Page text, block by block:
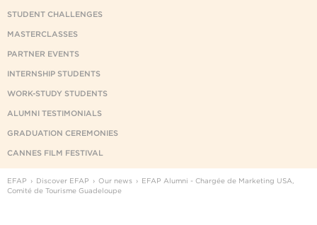
STUDENT CHALLENGES
MASTERCLASSES
PARTNER EVENTS
INTERNSHIP STUDENTS
WORK-STUDY STUDENTS
ALUMNI TESTIMONIALS
GRADUATION CEREMONIES
CANNES FILM FESTIVAL
EFAP Discover EFAP Our news
EFAP Alumni - Chargée de Marketing USA,
Comité de Tourisme Guadeloupe